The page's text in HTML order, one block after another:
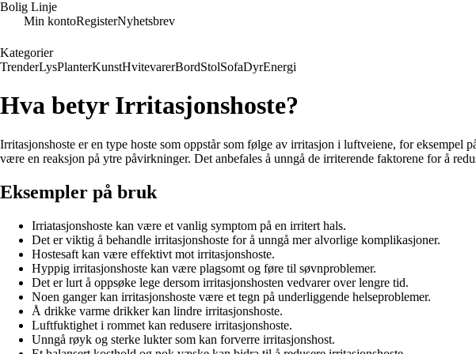
Bolig Linje
Min kontoRegisterNyhetsbrev
Kategorier
TrenderLysPlanterKunstHvitevarerBordStolSofaDyrEnergi
Hva betyr Irritasjonshoste?
Irritasjonshoste er en type hoste som oppstår som følge av irritasjon i luftveiene, for
være en reaksjon på ytre påvirkninger. Det anbefales å unngå de irriterende faktorene for å
Eksempler på bruk
Irriatasjonshoste kan være et vanlig symptom på en irritert hals.
Det er viktig å behandle irritasjonshoste for å unngå mer alvorlige komplikasjoner.
Hostesaft kan være effektivt mot irritasjonshoste.
Hyppig irritasjonshoste kan være plagsomt og føre til søvnproblemer.
Det er lurt å oppsøke lege dersom irritasjonshosten vedvarer over lengre tid.
Noen ganger kan irritasjonshoste være et tegn på underliggende helseproblemer.
Å drikke varme drikker kan lindre irritasjonshoste.
Luftfuktighet i rommet kan redusere irritasjonshoste.
Unngå røyk og sterke lukter som kan forverre irritasjonshost.